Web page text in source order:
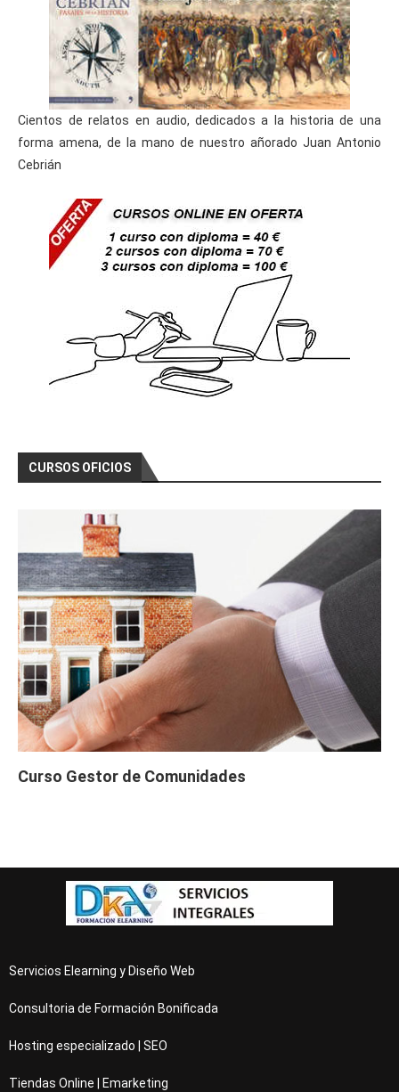
Cientos de relatos en audio, dedicados a la historia de una
forma amena, de la mano de nuestro añorado Juan Antonio
Cebrián
CURSOS OFICIOS
Curso Gestor de Comunidades
Servicios Elearning y Diseño Web
Consultoria de Formación Bonificada
Hosting especializado | SEO
Tiendas Online | Emarketing